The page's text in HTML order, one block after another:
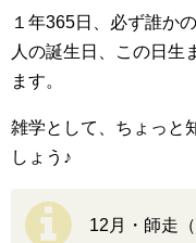
１年365日、必ず誰か
人の誕生日、この日生
ます。
雑学として、ちょっと
しょう♪
12月・師走